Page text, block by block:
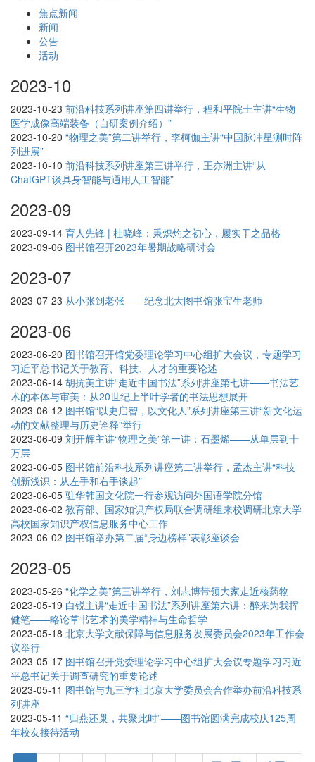
焦点新闻
新闻
公告
活动
2023-10
2023-10-23 前沿科技系列讲座第四讲举行，程和平院士主讲“生物
医学成像高端装备（自研案例介绍）”
2023-10-20 “物理之美”第二讲举行，李柯伽主讲“中国脉冲星测时阵
列进展”
2023-10-10 前沿科技系列讲座第三讲举行，王亦洲主讲“从
ChatGPT谈具身智能与通用人工智能”
2023-09
2023-09-14 育人先锋 | 杜晓峰：秉炽灼之初心，履实干之品格
2023-09-06 图书馆召开2023年暑期战略研讨会
2023-07
2023-07-23 从小张到老张——纪念北大图书馆张宝生老师
2023-06
2023-06-20 图书馆召开馆党委理论学习中心组扩大会议，专题学习
习近平总书记关于教育、科技、人才的重要论述
2023-06-14 胡抗美主讲“走近中国书法”系列讲座第七讲——书法艺
术的本体与审美：从20世纪上半叶学者的书法思想展开
2023-06-12 图书馆“以史启智，以文化人”系列讲座第三讲“新文化运
动的文献整理与历史诠释”举行
2023-06-09 刘开辉主讲“物理之美”第一讲：石墨烯——从单层到十
万层
2023-06-05 图书馆前沿科技系列讲座第二讲举行，孟杰主讲“科技
创新浅识：从左手和右手谈起”
2023-06-05 驻华韩国文化院一行参观访问外国语学院分馆
2023-06-02 教育部、国家知识产权局联合调研组来校调研北京大学
高校国家知识产权信息服务中心工作
2023-06-02 图书馆举办第二届“身边榜样”表彰座谈会
2023-05
2023-05-26 “化学之美”第三讲举行，刘志博带领大家走近核药物
2023-05-19 白锐主讲“走近中国书法”系列讲座第六讲：醉来为我挥
健笔——略论草书艺术的美学精神与生命哲学
2023-05-18 北京大学文献保障与信息服务发展委员会2023年工作会
议举行
2023-05-17 图书馆召开党委理论学习中心组扩大会议专题学习习近
平总书记关于调查研究的重要论述
2023-05-11 图书馆与九三学社北京大学委员会合作举办前沿科技系
列讲座
2023-05-11 “归燕还巢，共聚此时”——图书馆圆满完成校庆125周
年校友接待活动